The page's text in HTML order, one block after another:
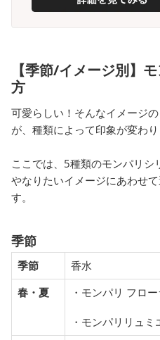
【季節/イメージ別】
方
可愛らしい！そんなイメージ
が、種類によって印象が変わり
ここでは、5種類のモンパリ
やなりたいイメージにあわせ
す。
季節
季節
香水
春・夏
・モンパリ フロ
・モンパリリュ